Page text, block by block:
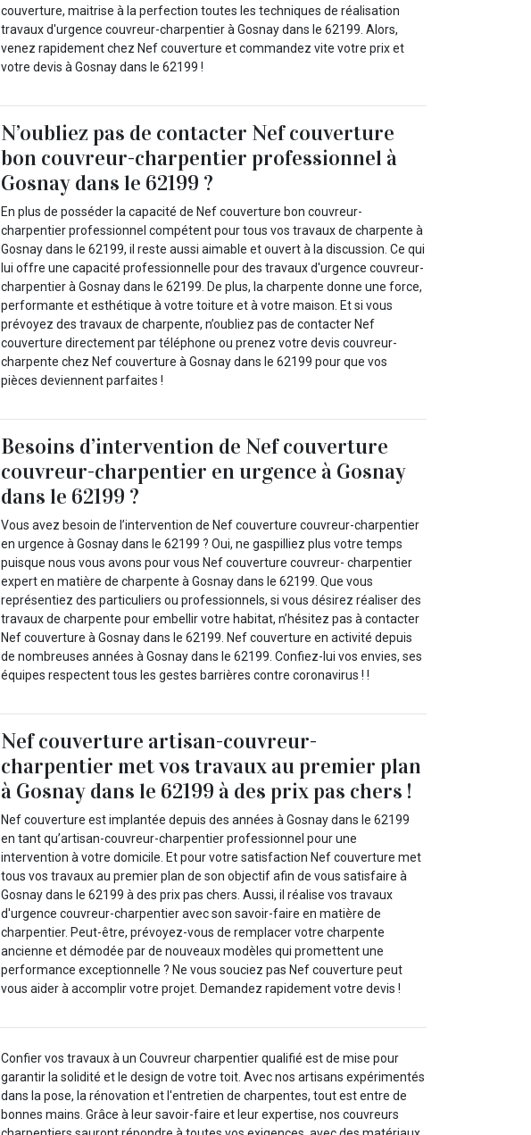
couverture, maitrise à la perfection toutes les techniques de réalisation
travaux d'urgence couvreur-charpentier à Gosnay dans le 62199. Alors,
venez rapidement chez Nef couverture et commandez vite votre prix et
votre devis à Gosnay dans le 62199 !
N’oubliez pas de contacter Nef couverture
bon couvreur-charpentier professionnel à
Gosnay dans le 62199 ?
En plus de posséder la capacité de Nef couverture bon couvreur-
charpentier professionnel compétent pour tous vos travaux de charpente à
Gosnay dans le 62199, il reste aussi aimable et ouvert à la discussion. Ce qui
lui offre une capacité professionnelle pour des travaux d'urgence couvreur-
charpentier à Gosnay dans le 62199. De plus, la charpente donne une force,
performante et esthétique à votre toiture et à votre maison. Et si vous
prévoyez des travaux de charpente, n’oubliez pas de contacter Nef
couverture directement par téléphone ou prenez votre devis couvreur-
charpente chez Nef couverture à Gosnay dans le 62199 pour que vos
pièces deviennent parfaites !
Besoins d’intervention de Nef couverture
couvreur-charpentier en urgence à Gosnay
dans le 62199 ?
Vous avez besoin de l’intervention de Nef couverture couvreur-charpentier
en urgence à Gosnay dans le 62199 ? Oui, ne gaspilliez plus votre temps
puisque nous vous avons pour vous Nef couverture couvreur- charpentier
expert en matière de charpente à Gosnay dans le 62199. Que vous
représentiez des particuliers ou professionnels, si vous désirez réaliser des
travaux de charpente pour embellir votre habitat, n’hésitez pas à contacter
Nef couverture à Gosnay dans le 62199. Nef couverture en activité depuis
de nombreuses années à Gosnay dans le 62199. Confiez-lui vos envies, ses
équipes respectent tous les gestes barrières contre coronavirus ! !
Nef couverture artisan-couvreur-
charpentier met vos travaux au premier plan
à Gosnay dans le 62199 à des prix pas chers !
Nef couverture est implantée depuis des années à Gosnay dans le 62199
en tant qu’artisan-couvreur-charpentier professionnel pour une
intervention à votre domicile. Et pour votre satisfaction Nef couverture met
tous vos travaux au premier plan de son objectif afin de vous satisfaire à
Gosnay dans le 62199 à des prix pas chers. Aussi, il réalise vos travaux
d'urgence couvreur-charpentier avec son savoir-faire en matière de
charpentier. Peut-être, prévoyez-vous de remplacer votre charpente
ancienne et démodée par de nouveaux modèles qui promettent une
performance exceptionnelle ? Ne vous souciez pas Nef couverture peut
vous aider à accomplir votre projet. Demandez rapidement votre devis !
Confier vos travaux à un Couvreur charpentier qualifié est de mise pour
garantir la solidité et le design de votre toit. Avec nos artisans expérimentés
dans la pose, la rénovation et l'entretien de charpentes, tout est entre de
bonnes mains. Grâce à leur savoir-faire et leur expertise, nos couvreurs